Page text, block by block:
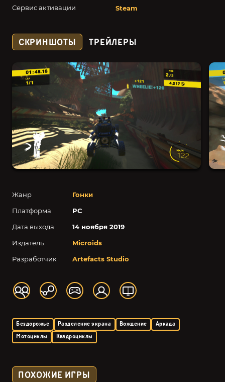
Сервис активации Steam
Жанр
Гонки
Платформа
PC
Дата выхода
14 ноября 2019
Издатель
Microids
Разработчик
Artefacts Studio
Бездорожье Разделение экрана Вождение
Аркада
Мотоциклы
Квадроциклы
СКРИНШОТЫ ТРЕЙЛЕРЫ
ПОХОЖИЕ ИГРЫ